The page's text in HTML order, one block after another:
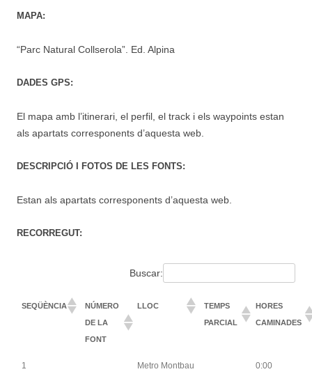
MAPA:
“Parc Natural Collserola”. Ed. Alpina
DADES GPS:
El mapa amb l’itinerari, el perfil, el track i els waypoints estan
als apartats corresponents d’aquesta web.
DESCRIPCIÓ I FOTOS DE LES FONTS:
Estan als apartats corresponents d’aquesta web.
RECORREGUT:
Buscar:
SEQÜÈNCIA
NÚMERO
DE LA
FONT
LLOC
TEMPS
PARCIAL
HORES
CAMINADES
1 Metro Montbau 0:00